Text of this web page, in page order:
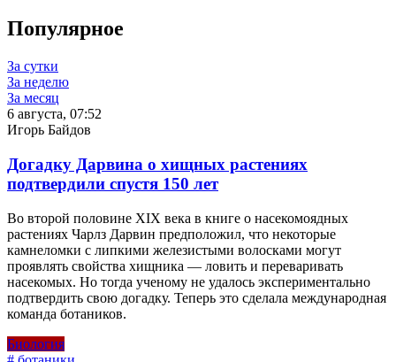
Популярное
За сутки
За неделю
За месяц
6 августа, 07:52
Игорь Байдов
Догадку Дарвина о хищных растениях
подтвердили спустя 150 лет
Во второй половине XIX века в книге о насекомоядных
растениях Чарлз Дарвин предположил, что некоторые
камнеломки с липкими железистыми волосками могут
проявлять свойства хищника — ловить и переваривать
насекомых. Но тогда ученому не удалось экспериментально
подтвердить свою догадку. Теперь это сделала международная
команда ботаников.
Биология